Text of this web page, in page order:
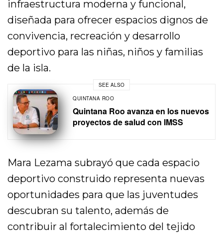
infraestructura moderna y funcional,
diseñada para ofrecer espacios dignos de
convivencia, recreación y desarrollo
deportivo para las niñas, niños y familias
de la isla.
SEE ALSO
QUINTANA ROO
Quintana Roo avanza en los nuevos
proyectos de salud con IMSS
Mara Lezama subrayó que cada espacio
deportivo construido representa nuevas
oportunidades para que las juventudes
descubran su talento, además de
contribuir al fortalecimiento del tejido